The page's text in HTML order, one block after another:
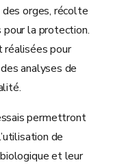
des orges, récolte
la protection.
réalisées pour
analyses de
permettront
de
et leur